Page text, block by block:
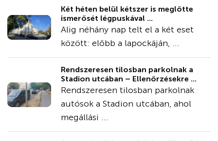
Két héten belül kétszer is meglőtte
ismerősét légpuskával ...
Alig néhány nap telt el a két eset
között: előbb a lapockáján, ...
Rendszeresen tilosban parkolnak a
Stadion utcában – Ellenőrzésekre ...
Rendszeresen tilosban parkolnak
autósok a Stadion utcában, ahol
megállási ...